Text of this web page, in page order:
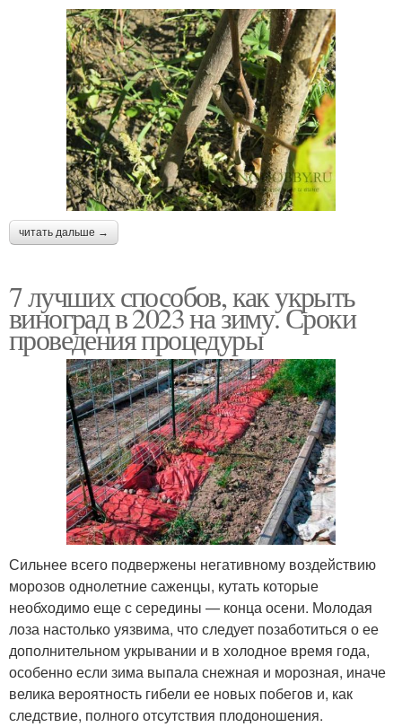
читать дальше →
7 лучших способов, как укрыть
виноград в 2023 на зиму. Сроки
проведения процедуры
Сильнее всего подвержены негативному воздействию
морозов однолетние саженцы, кутать которые
необходимо еще с середины — конца осени. Молодая
лоза настолько уязвима, что следует позаботиться о ее
дополнительном укрывании и в холодное время года,
особенно если зима выпала снежная и морозная, иначе
велика вероятность гибели ее новых побегов и, как
следствие, полного отсутствия плодоношения.